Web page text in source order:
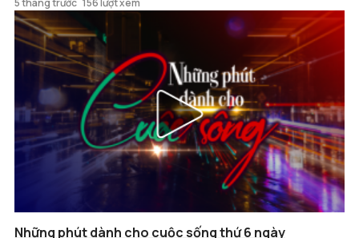
5 tháng trước 156 lượt xem
Những phút dành cho cuộc sống thứ 6 ngày